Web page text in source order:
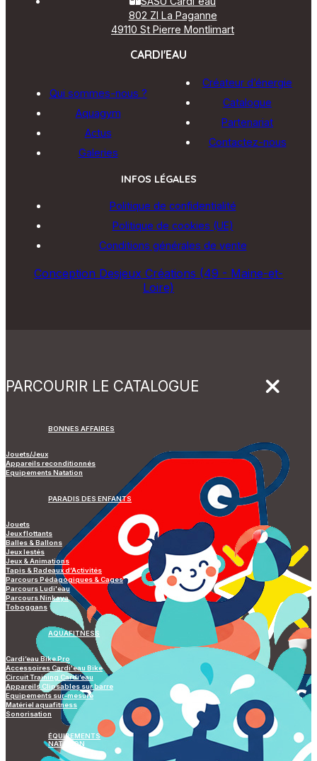
802 ZI La Paganne
49110 St Pierre Montlimart
CARDI'EAU
Qui sommes-nous ?
Aquagym
Actus
Galeries
Créateur d’énergie
Catalogue
Partenariat
Contactez-nous
INFOS LÉGALES
Politique de confidentialité
Politique de cookies (UE)
Conditions générales de vente
Conception Desjeux Créations (49 - Maine-et-
Loire)
PARCOURIR LE CATALOGUE
BONNES AFFAIRES
Jouets/Jeux
Appareils reconditionnés
Equipements Natation
PARADIS DES ENFANTS
Jouets
Jeux flottants
Balles & Ballons
Jeux lestés
Jeux & Animations
Tapis & Radeaux d’Activités
Parcours Pédagogiques & Cages
Parcours Ludi'eau
Parcours Ninkaya
Toboggans
AQUAFITNESS
Cardi’eau Bike Pro
Accessoires Cardi'eau Bike
Circuit Training Cardi’eau
Appareils Clipsables sur barre
Equipements sur-mesure
Matériel aquafitness
Sonorisation
ÉQUIPEMENTS
NATATION